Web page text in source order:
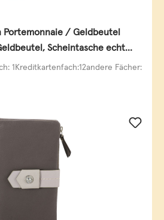
Portemonnaie / Geldbeutel
Scheintasche echt
1Kreditkartenfach:12andere Fächer: